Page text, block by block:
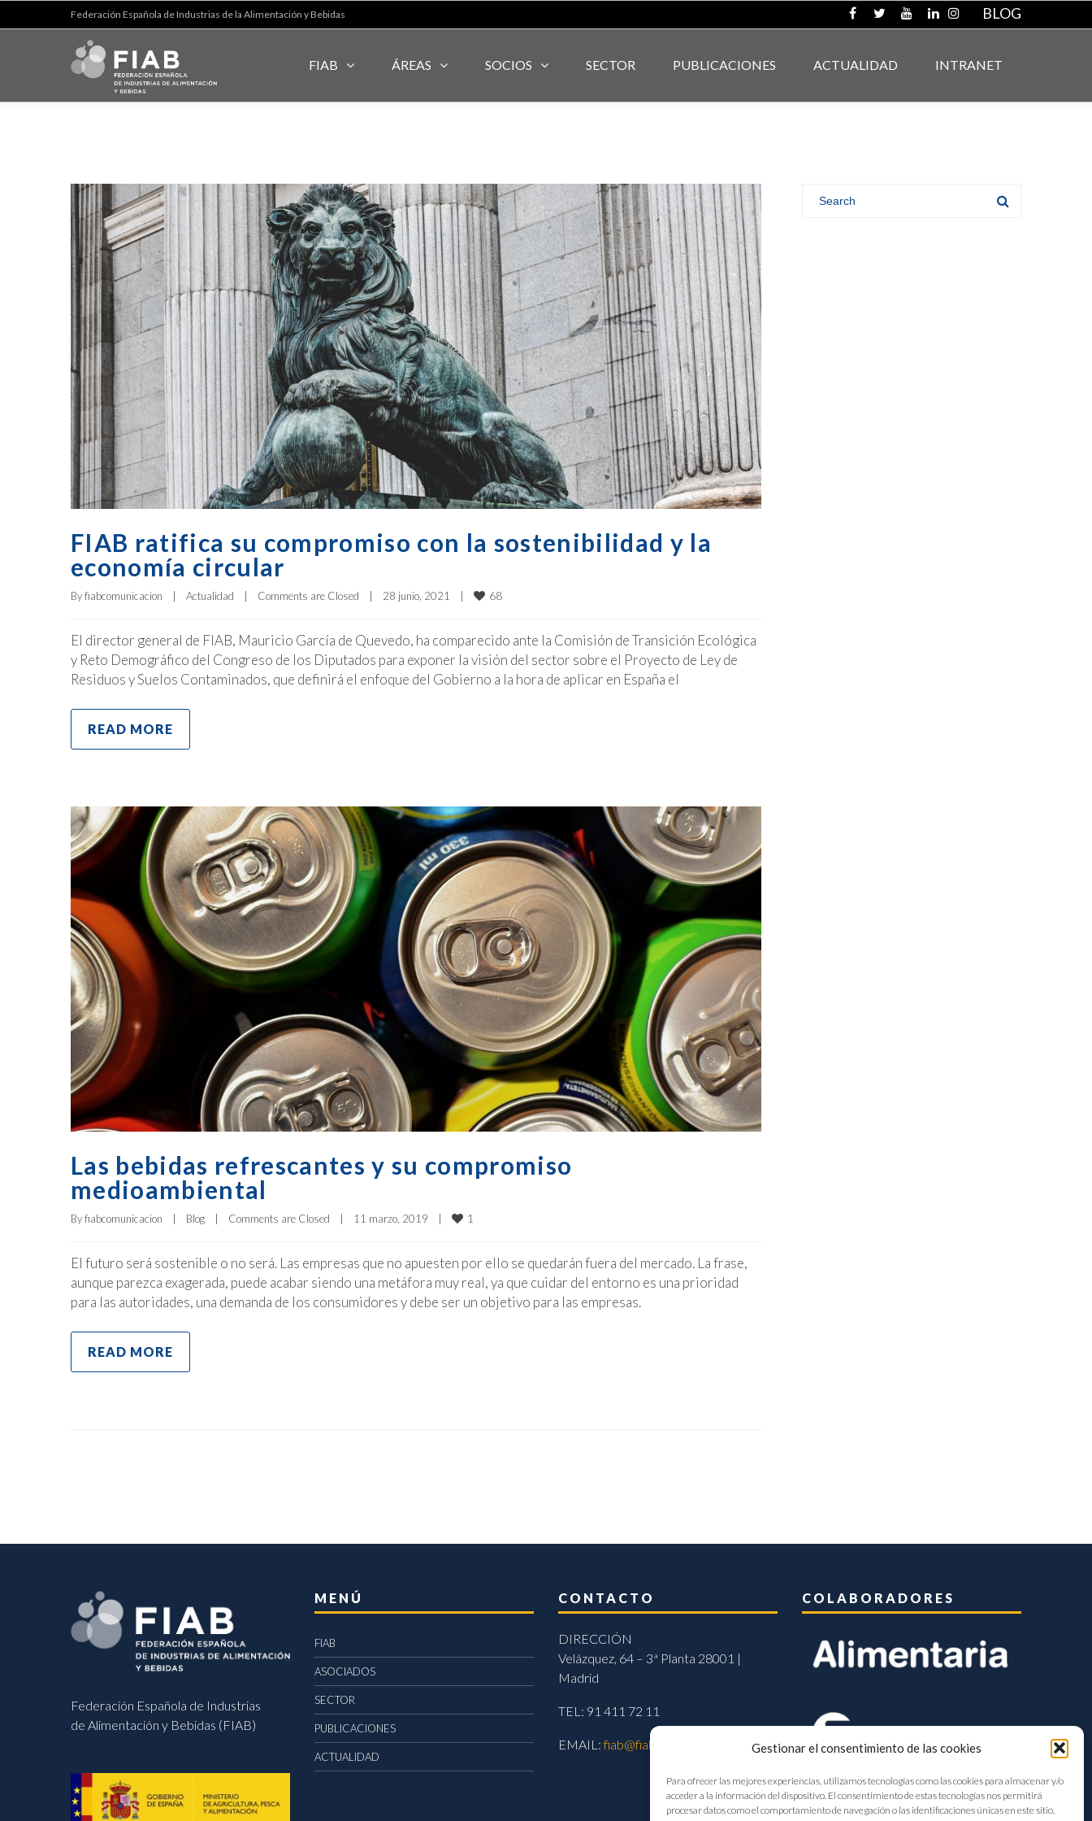
Gestionar el consentimiento de las cookies
Para ofrecer las mejores experiencias, utilizamos tecnologías como las cookies para almacenar y/o
acceder a la información del dispositivo. El consentimiento de estas tecnologías nos permitirá
procesar datos como el comportamiento de navegación o las identificaciones únicas en este sitio.
Federación Española de Industrias de la Alimentación y Bebidas BLOG
FIAB ÁREAS SOCIOS SECTOR PUBLICACIONES ACTUALIDAD INTRANET
FIAB ratifica su compromiso con la sostenibilidad y la
economía circular
By fiabcomunicacion Actualidad Comments are Closed 28 junio, 2021 68
El director general de FIAB, Mauricio García de Quevedo, ha comparecido ante la Comisión de Transición Ecológica
y Reto Demográfico del Congreso de los Diputados para exponer la visión del sector sobre el Proyecto de Ley de
Residuos y Suelos Contaminados, que definirá el enfoque del Gobierno a la hora de aplicar en España el
READ MORE
Las bebidas refrescantes y su compromiso
medioambiental
By fiabcomunicacion Blog Comments are Closed 11 marzo, 2019 1
El futuro será sostenible o no será. Las empresas que no apuesten por ello se quedarán fuera del mercado. La frase,
aunque parezca exagerada, puede acabar siendo una metáfora muy real, ya que cuidar del entorno es una prioridad
para las autoridades, una demanda de los consumidores y debe ser un objetivo para las empresas.
READ MORE
Federación Española de Industrias
de Alimentación y Bebidas (FIAB)
MENÚ
FIAB
ASOCIADOS
SECTOR
PUBLICACIONES
ACTUALIDAD
CONTACTO
DIRECCIÓN
Velázquez, 64 – 3ª Planta 28001 |
Madrid
TEL: 91 411 72 11
EMAIL:fiab@fiab.es
COLABORADORES